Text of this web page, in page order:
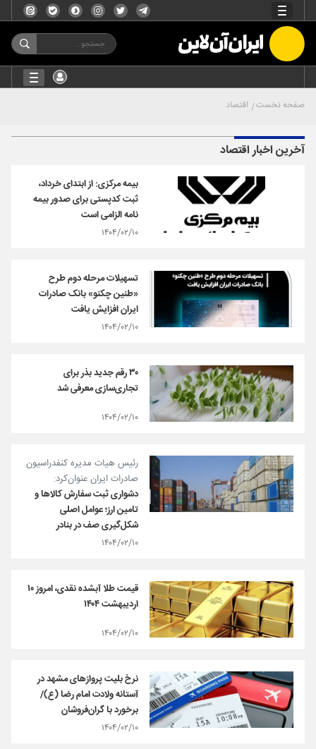
صفحه نخست اقتصاد
آخرین اخبار اقتصاد
بیمه مرکزی: از ابتدای خرداد،
ثبت کدپستی برای صدور بیمه
نامه الزامی است
۱۴۰۴/۰۲/۱۰
تسهیلات مرحله دوم طرح
«طنین چکنو» بانک صادرات
ایران افزایش یافت
۱۴۰۴/۰۲/۱۰
۳۰ رقم جدید بذر برای
تجاری‌سازی معرفی شد
۱۴۰۴/۰۲/۱۰
رئیس هیات مدیره کنفدراسیون
صادرات ایران عنوان‌کرد:
دشواری ثبت سفارش کالاها و
تامین ارز؛ عوامل اصلی
شکل‌گیری صف در بنادر
۱۴۰۴/۰۲/۱۰
قیمت طلا آبشده نقدی، امروز ۱۰
اردیبهشت ۱۴۰۴
۱۴۰۴/۰۲/۱۰
نرخ بلیت پروازهای مشهد در
آستانه ولادت امام رضا (ع)/
برخورد با گران‌فروشان
۱۴۰۴/۰۲/۱۰